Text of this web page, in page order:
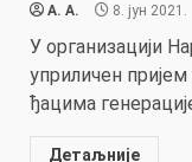
A. A. 8. јун 2021.
У организацији
уприличен
ђацима
Детаљније